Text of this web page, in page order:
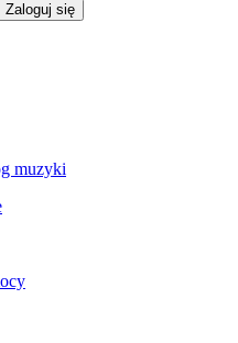
Zaloguj się
muzyki